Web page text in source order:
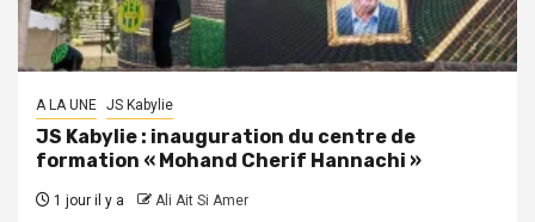
A LA UNE JS Kabylie
JS Kabylie : inauguration du centre de
formation « Mohand Cherif Hannachi »
1 jour il y a Ali Ait Si Amer